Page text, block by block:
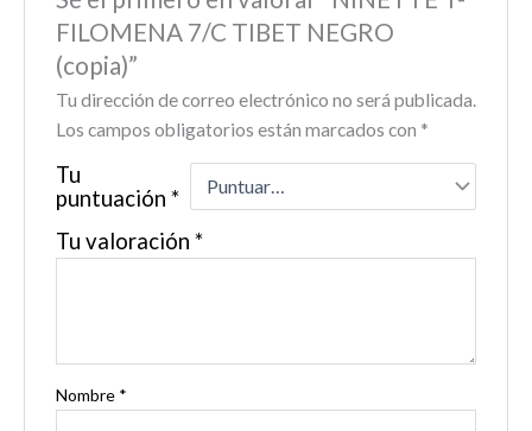
FILOMENA 7/C TIBET NEGRO
(copia)”
Tu dirección de correo electrónico no será publicada.
Los campos obligatorios están marcados con *
Tu
puntuación *
Tu valoración *
Nombre *